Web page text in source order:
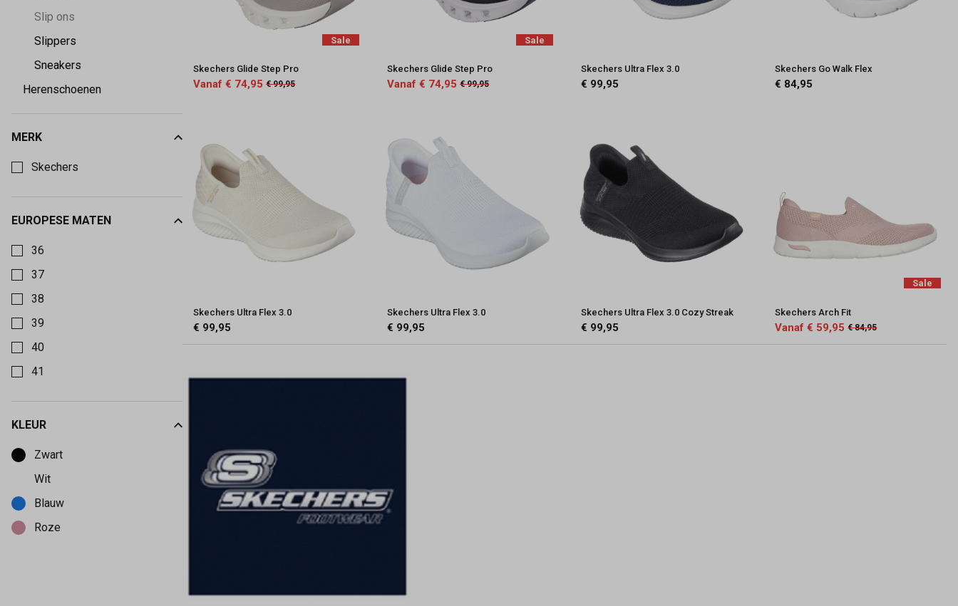
Slip ons
Slippers
Sneakers
Herenschoenen
MERK
Skechers
EUROPESE MATEN
Kies een Europese maten om op te filteren
36
37
38
39
40
41
KLEUR
Zwart
Wit
Blauw
Roze
Sale
Skechers Glide Step Pro
Vanaf € 74,95 € 99,95
Sale
Skechers Glide Step Pro
Vanaf € 74,95 € 99,95
Skechers Ultra Flex 3.0
€ 99,95
Skechers Go Walk Flex
€ 84,95
Skechers Ultra Flex 3.0
€ 99,95
Skechers Ultra Flex 3.0
€ 99,95
Skechers Ultra Flex 3.0 Cozy Streak
€ 99,95
Sale
Skechers Arch Fit
Vanaf € 59,95 € 84,95